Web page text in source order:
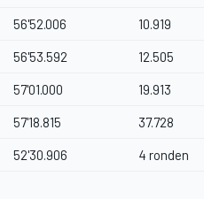
56'52.006 10.919
56'53.592 12.505
57'01.000 19.913
57'18.815 37.728
52'30.906 4 ronden